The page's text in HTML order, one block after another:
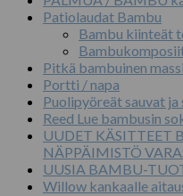
Patiolaudat Bambu
Bambu kiinteät
Pitkä bambuinen
Portti / napa
Puolipyöreät sauvat ja
Reed Lue bambusin
UUDET KÄSITTEET
NÄPPÄIMISTÖ
UUSIA BAMBU-
Willow kankaalle